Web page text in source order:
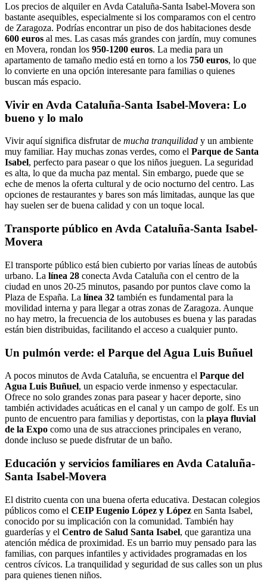
Los precios de alquiler en Avda Cataluña-Santa Isabel-Movera son
bastante asequibles, especialmente si los comparamos con el centro
de Zaragoza. Podrías encontrar un piso de dos habitaciones desde
600 euros al mes. Las casas más grandes con jardín, muy comunes
en Movera, rondan los 950-1200 euros. La media para un
apartamento de tamaño medio está en torno a los 750 euros, lo que
lo convierte en una opción interesante para familias o quienes
buscan más espacio.
Vivir en Avda Cataluña-Santa Isabel-Movera: Lo
bueno y lo malo
Vivir aquí significa disfrutar de mucha tranquilidad y un ambiente
muy familiar. Hay muchas zonas verdes, como el Parque de Santa
Isabel, perfecto para pasear o que los niños jueguen. La seguridad
es alta, lo que da mucha paz mental. Sin embargo, puede que se
eche de menos la oferta cultural y de ocio nocturno del centro. Las
opciones de restaurantes y bares son más limitadas, aunque las que
hay suelen ser de buena calidad y con un toque local.
Transporte público en Avda Cataluña-Santa Isabel-
Movera
El transporte público está bien cubierto por varias líneas de autobús
urbano. La línea 28 conecta Avda Cataluña con el centro de la
ciudad en unos 20-25 minutos, pasando por puntos clave como la
Plaza de España. La línea 32 también es fundamental para la
movilidad interna y para llegar a otras zonas de Zaragoza. Aunque
no hay metro, la frecuencia de los autobuses es buena y las paradas
están bien distribuidas, facilitando el acceso a cualquier punto.
Un pulmón verde: el Parque del Agua Luis Buñuel
A pocos minutos de Avda Cataluña, se encuentra el Parque del
Agua Luis Buñuel, un espacio verde inmenso y espectacular.
Ofrece no solo grandes zonas para pasear y hacer deporte, sino
también actividades acuáticas en el canal y un campo de golf. Es un
punto de encuentro para familias y deportistas, con la playa fluvial
de la Expo como una de sus atracciones principales en verano,
donde incluso se puede disfrutar de un baño.
Educación y servicios familiares en Avda Cataluña-
Santa Isabel-Movera
El distrito cuenta con una buena oferta educativa. Destacan colegios
públicos como el CEIP Eugenio López y López en Santa Isabel,
conocido por su implicación con la comunidad. También hay
guarderías y el Centro de Salud Santa Isabel, que garantiza una
atención médica de proximidad. Es un barrio muy pensado para las
familias, con parques infantiles y actividades programadas en los
centros cívicos. La tranquilidad y seguridad de sus calles son un plus
para quienes tienen niños.